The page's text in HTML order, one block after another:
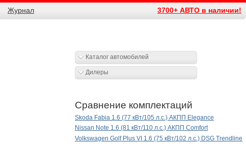
Журнал 3700+ АВТО в наличии!
Каталог автомобилей
Дилеры
Сравнение комплектаций
Skoda Fabia 1.6 (77 кВт/105 л.с.) АКПП Elegance
Nissan Note 1.6 (81 кВт/110 л.с.) АКПП Comfort
Volkswagen Golf Plus VI 1.6 (75 кВт/102 л.с.) DSG Trendline